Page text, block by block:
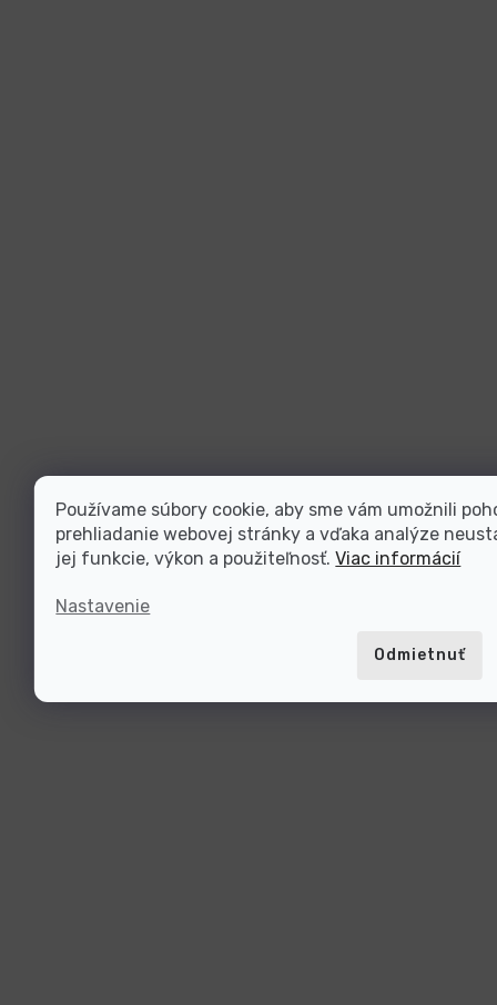
Používame súbory cookie, aby sme vám umožnili
prehliadanie webovej stránky a vďaka analýze
jej funkcie, výkon a použiteľnosť.Viac informácií
Nastavenie
Odmietnuť